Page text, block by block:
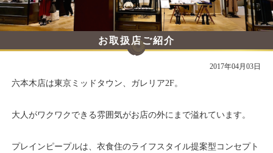
お取扱店ご紹介
2017年04月03日
六本木店は東京ミッドタウン、ガレリア2F。
大人がワクワクできる雰囲気がお店の外にまで溢れています。
プレインピープルは、衣食住のライフスタイル提案型コンセプト